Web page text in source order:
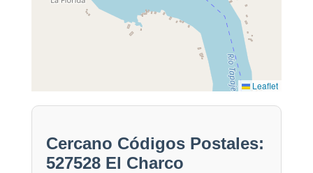
Leaflet
Cercano Códigos Postales:
527528 El Charco